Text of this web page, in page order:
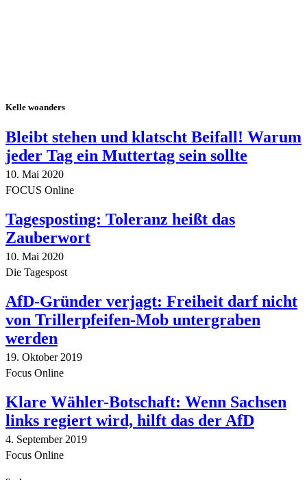
Kelle woanders
Bleibt stehen und klatscht Beifall! Warum
jeder Tag ein Muttertag sein sollte
10. Mai 2020
FOCUS Online
Tagesposting: Toleranz heißt das
Zauberwort
10. Mai 2020
Die Tagespost
AfD-Gründer verjagt: Freiheit darf nicht
von Trillerpfeifen-Mob untergraben
werden
19. Oktober 2019
Focus Online
Klare Wähler-Botschaft: Wenn Sachsen
links regiert wird, hilft das der AfD
4. September 2019
Focus Online